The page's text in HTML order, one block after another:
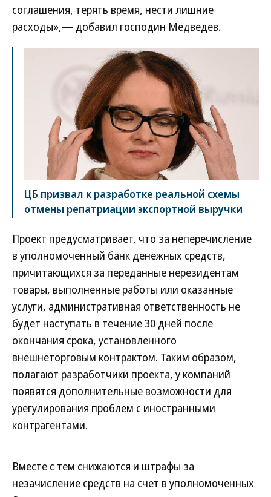
соглашения, терять время, нести лишние
расходы»,— добавил господин Медведев.
ЦБ призвал к разработке реальной схемы
отмены репатриации экспортной выручки
Проект предусматривает, что за неперечисление
в уполномоченный банк денежных средств,
причитающихся за переданные нерезидентам
товары, выполненные работы или оказанные
услуги, административная ответственность не
будет наступать в течение 30 дней после
окончания срока, установленного
внешнеторговым контрактом. Таким образом,
полагают разработчики проекта, у компаний
появятся дополнительные возможности для
урегулирования проблем с иностранными
контрагентами.
Вместе с тем снижаются и штрафы за
незачисление средств на счет в уполномоченных